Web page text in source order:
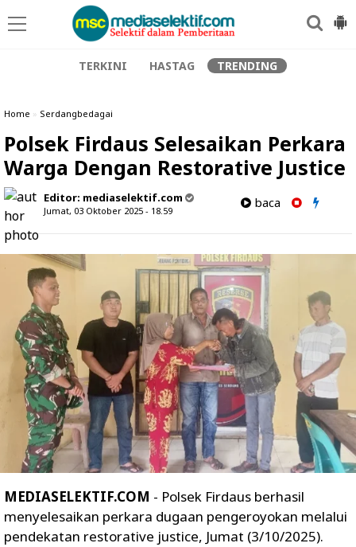
TERKINI HASTAG TRENDING
Home » Serdangbedagai
Polsek Firdaus Selesaikan Perkara
Warga Dengan Restorative Justice
Editor: mediaselektif.com
Jumat, 03 Oktober 2025 - 18.59
baca
MEDIASELEKTIF.COM - Polsek Firdaus berhasil
menyelesaikan perkara dugaan pengeroyokan melalui
pendekatan restorative justice, Jumat (3/10/2025).